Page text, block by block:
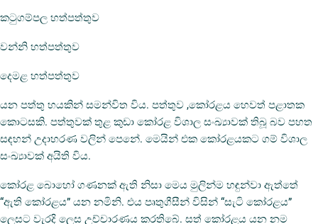
කටුගම්පල හත්පත්තුව
වන්නි හත්පත්තුව
දෙමළ හත්පත්තුව
යන පත්තු හයකින් සමන්විත විය. පත්තුව ,කෝරළය හෙවත් පළාතක
කොටසකි. පත්තුවක් තුළ කුඩා කෝරළ විශාල සංඛ්‍යාවක් තිබූ බව පහත
සඳහන් උදාහරණ වලින් පෙනේ. මෙයින් එක කෝරළයකට ගම් විශාල
සංඛ්‍යාවක් අයිති විය.
කෝරළ බොහෝ ගණනක් ඇති නිසා මෙය මුලින්ම හඳුන්වා ඇත්තේ
“ඇති කෝරළය” යන නමිනි. එය පෘතුගීසීන් විසින් “සැටි කෝරළය”
ලෙසට වැරදි ලෙස උච්චාරණය කරතිබේ. සත් කෝරළය යන නම